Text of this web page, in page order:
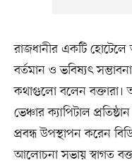
রাজধানীর একটি হোটেলে
বর্তমান ও ভবিষ্যৎ
কথাগুলো বলেন
ভেঞ্চার ক্যাপিটাল
প্রবন্ধ উপস্থাপন করেন
আলোচনা সভায় স্বাগত